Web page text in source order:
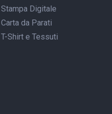
Stampa Digitale
Carta da Parati
T-Shirt e Tessuti